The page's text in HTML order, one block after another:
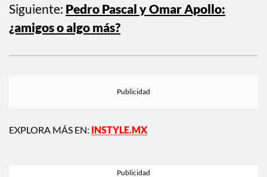
Siguiente: Pedro Pascal y Omar Apollo:
¿amigos o algo más?
EXPLORA MÁS EN: INSTYLE.MX